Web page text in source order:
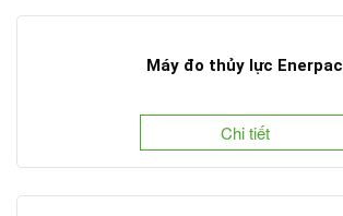
Máy đo thủy lực Enerpac
Chi tiết